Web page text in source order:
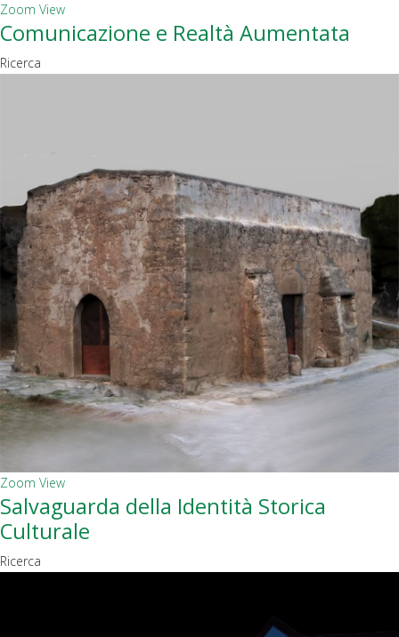
Zoom View
Comunicazione e Realtà Aumentata
Ricerca
Zoom View
Salvaguarda della Identità Storica
Culturale
Ricerca